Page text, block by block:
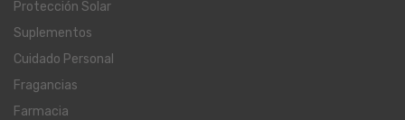
Protección Solar
Suplementos
Cuidado Personal
Fragancias
Farmacia